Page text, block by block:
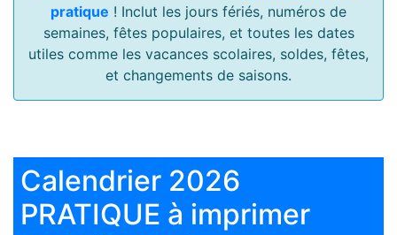
pratique ! Inclut les jours fériés, numéros de
semaines, fêtes populaires, et toutes les dates
utiles comme les vacances scolaires, soldes, fêtes,
et changements de saisons.
Calendrier 2026
PRATIQUE à imprimer